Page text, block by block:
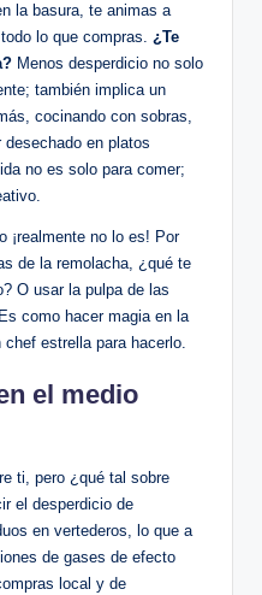
la basura, te animas a
lo que compras. ¿Te
Menos desperdicio no solo
también implica un
cocinando con sobras,
en platos
no es solo para comer;
¡realmente no lo es! Por
de la remolacha, ¿qué te
O usar la pulpa de las
como hacer magia en la
estrella para hacerlo.
el medio
ti, pero ¿qué tal sobre
el desperdicio de
en vertederos, lo que a
de gases de efecto
local y de